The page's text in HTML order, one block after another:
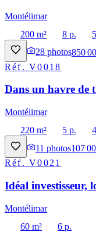
Montélimar
200 m²
8 p.
28 photos850
Réf.V0018
Dans un havre
Montélimar
220 m²
5 p.
11 photos107
Réf.V0021
Idéal investisseur,
Montélimar
60 m²
6 p.